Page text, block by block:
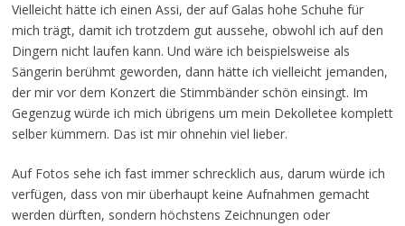
Vielleicht hätte ich einen Assi, der auf Galas hohe Schuhe für
mich trägt, damit ich trotzdem gut aussehe, obwohl ich auf den
Dingern nicht laufen kann. Und wäre ich beispielsweise als
Sängerin berühmt geworden, dann hätte ich vielleicht jemanden,
der mir vor dem Konzert die Stimmbänder schön einsingt. Im
Gegenzug würde ich mich übrigens um mein Dekolletee komplett
selber kümmern. Das ist mir ohnehin viel lieber.
Auf Fotos sehe ich fast immer schrecklich aus, darum würde ich
verfügen, dass von mir überhaupt keine Aufnahmen gemacht
werden dürften, sondern höchstens Zeichnungen oder